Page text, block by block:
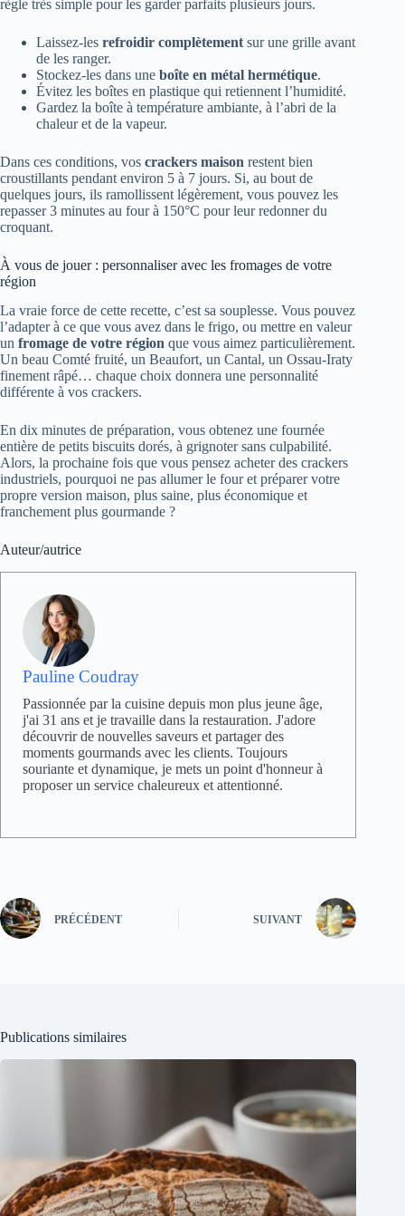
règle très simple pour les garder parfaits plusieurs jours.
Laissez-les refroidir complètement sur une grille avant
de les ranger.
Stockez-les dans une boîte en métal hermétique.
Évitez les boîtes en plastique qui retiennent l’humidité.
Gardez la boîte à température ambiante, à l’abri de la
chaleur et de la vapeur.
Dans ces conditions, vos crackers maison restent bien
croustillants pendant environ 5 à 7 jours. Si, au bout de
quelques jours, ils ramollissent légèrement, vous pouvez les
repasser 3 minutes au four à 150°C pour leur redonner du
croquant.
À vous de jouer : personnaliser avec les fromages de votre
région
La vraie force de cette recette, c’est sa souplesse. Vous pouvez
l’adapter à ce que vous avez dans le frigo, ou mettre en valeur
un fromage de votre région que vous aimez particulièrement.
Un beau Comté fruité, un Beaufort, un Cantal, un Ossau-Iraty
finement râpé… chaque choix donnera une personnalité
différente à vos crackers.
En dix minutes de préparation, vous obtenez une fournée
entière de petits biscuits dorés, à grignoter sans culpabilité.
Alors, la prochaine fois que vous pensez acheter des crackers
industriels, pourquoi ne pas allumer le four et préparer votre
propre version maison, plus saine, plus économique et
franchement plus gourmande ?
Auteur/autrice
Pauline Coudray
Passionnée par la cuisine depuis mon plus jeune âge,
j'ai 31 ans et je travaille dans la restauration. J'adore
découvrir de nouvelles saveurs et partager des
moments gourmands avec les clients. Toujours
souriante et dynamique, je mets un point d'honneur à
proposer un service chaleureux et attentionné.
PRÉCÉDENT SUIVANT
Publications similaires